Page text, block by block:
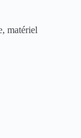
matériel